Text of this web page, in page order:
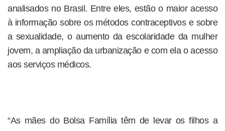
analisados no Brasil. Entre eles, estão o maior acesso
à informação sobre os métodos contraceptivos e sobre
a sexualidade, o aumento da escolaridade da mulher
jovem, a ampliação da urbanização e com ela o acesso
aos serviços médicos.
“As mães do Bolsa Família têm de levar os filhos a